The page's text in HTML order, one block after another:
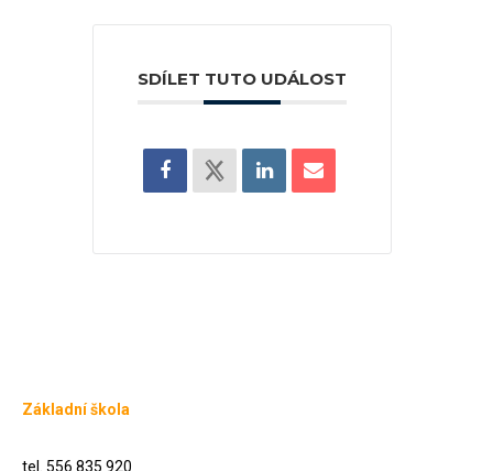
SDÍLET TUTO UDÁLOST
Základní škola
tel. 556 835 920